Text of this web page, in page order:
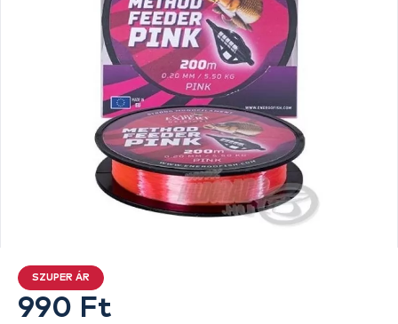
SZUPER ÁR
990 Ft